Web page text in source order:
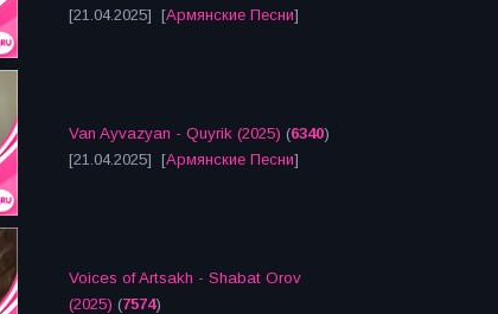
[21.04.2025] [Армянские Песни]
Van Ayvazyan - Quyrik (2025) (6340)
[21.04.2025] [Армянские Песни]
Voices of Artsakh - Shabat Orov
(2025) (7574)